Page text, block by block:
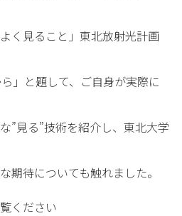
く見ること」東北放射光計画
」と題して、ご自身が実際に
”見る”技術を紹介し、東北大学
期待についても触れました。
ください